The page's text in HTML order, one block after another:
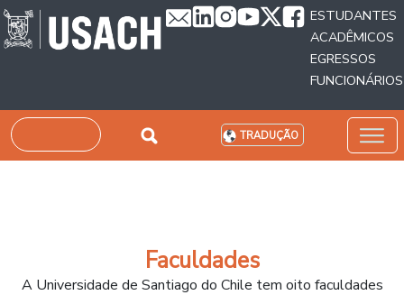
Passar para o conteúdo principal
ESTUDANTES
ACADÊMICOS
EGRESSOS
FUNCIONÁRIOS
Pesquisar TRADUÇÃO
Faculdades
A Universidade de Santiago do Chile tem oito faculdades